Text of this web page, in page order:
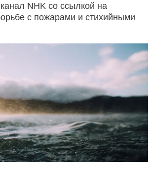
NHK со ссылкой на
с пожарами и стихийными